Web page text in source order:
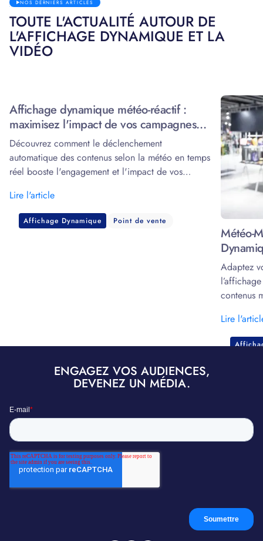
NOS DERNIERS ARTICLES
TOUTE L'ACTUALITÉ AUTOUR DE
L'AFFICHAGE DYNAMIQUE ET LA
VIDÉO
Affichage dynamique météo-réactif :
maximisez l'impact de vos campagnes
grâce à la data
Découvrez comment le déclenchement
automatique des contenus selon la météo en temps
réel booste l'engagement et l'impact de vos
Lire l'article
Affichage Dynamique Point de vente
Météo-
Adaptez
contenus
Lire
ENGAGEZ VOS AUDIENCES,
DEVENEZ UN MÉDIA.